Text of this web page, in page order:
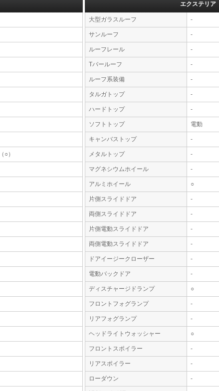
○）
エクステリア
大型ガラスルーフ -
サンルーフ -
ルーフレール -
Tバールーフ -
ルーフ系装備 -
タルガトップ -
ハードトップ -
ソフトトップ 電動
キャンバストップ -
メタルトップ -
マグネシウムホイール -
アルミホイール ○
片側スライドドア -
両側スライドドア -
片側電動スライドドア -
両側電動スライドドア -
ドアイージークローザー -
電動バックドア -
ディスチャージドランプ ○
フロントフォグランプ -
リアフォグランプ -
ヘッドライトウォッシャー ○
フロントスポイラー -
リアスポイラー -
ローダウン -